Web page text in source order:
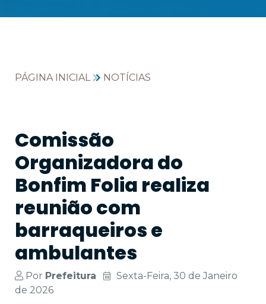
PÁGINA INICIAL NOTÍCIAS
Comissão
Organizadora do
Bonfim Folia realiza
reunião com
barraqueiros e
ambulantes
Por Prefeitura
Sexta-Feira, 30 de Janeiro
de 2026